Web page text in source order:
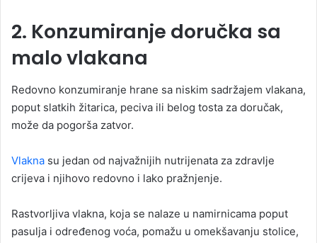
2. Konzumiranje doručka sa
malo vlakana
Redovno konzumiranje hrane sa niskim sadržajem vlakana,
poput slatkih žitarica, peciva ili belog tosta za doručak,
može da pogorša zatvor.
Vlakna su jedan od najvažnijih nutrijenata za zdravlje
crijeva i njihovo redovno i lako pražnjenje.
Rastvorljiva vlakna, koja se nalaze u namirnicama poput
pasulja i određenog voća, pomažu u omekšavanju stolice,